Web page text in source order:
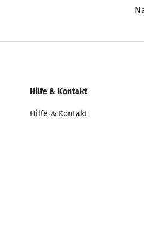
Hilfe & Kontakt
Hilfe & Kontakt